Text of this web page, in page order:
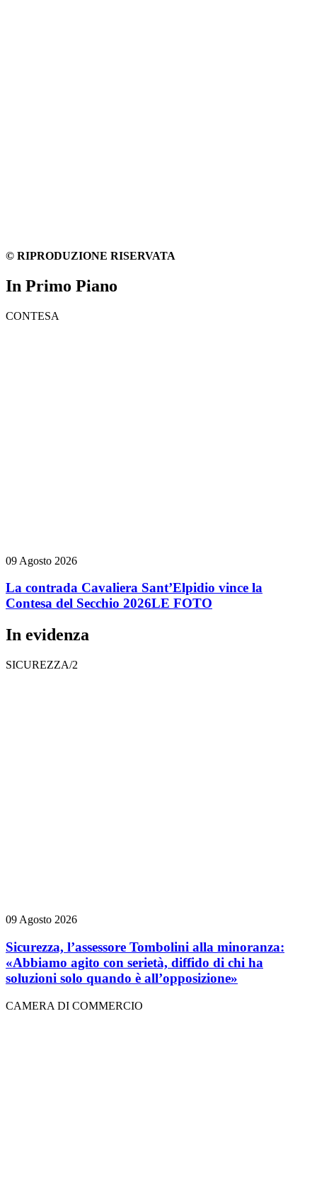
© RIPRODUZIONE RISERVATA
In Primo Piano
CONTESA
09 Agosto 2026
La contrada Cavaliera Sant’Elpidio vince la
Contesa del Secchio 2026LE FOTO
In evidenza
SICUREZZA/2
09 Agosto 2026
Sicurezza, l’assessore Tombolini alla minoranza:
«Abbiamo agito con serietà, diffido di chi ha
soluzioni solo quando è all’opposizione»
CAMERA DI COMMERCIO